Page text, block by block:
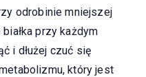
odrobinie mniejszej
przy każdym
i dłużej czuć się
który jest